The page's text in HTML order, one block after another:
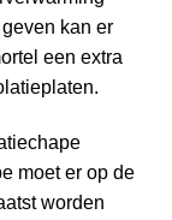
kan er
een extra
moet er op de
worden